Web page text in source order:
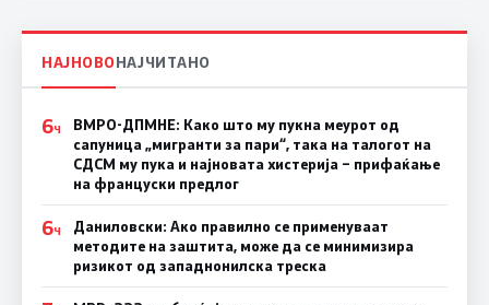
НАЈНОВОНАЈЧИТАНО
6Ч
ВМРО-ДПМНЕ: Како што му пукна меурот од
сапуница „мигранти за пари“, така на талогот на
СДСМ му пука и најновата хистерија – прифаќање
на француски предлог
6Ч
Даниловски: Ако правилно се применуваат
методите на заштита, може да се минимизира
ризикот од западнонилска треска